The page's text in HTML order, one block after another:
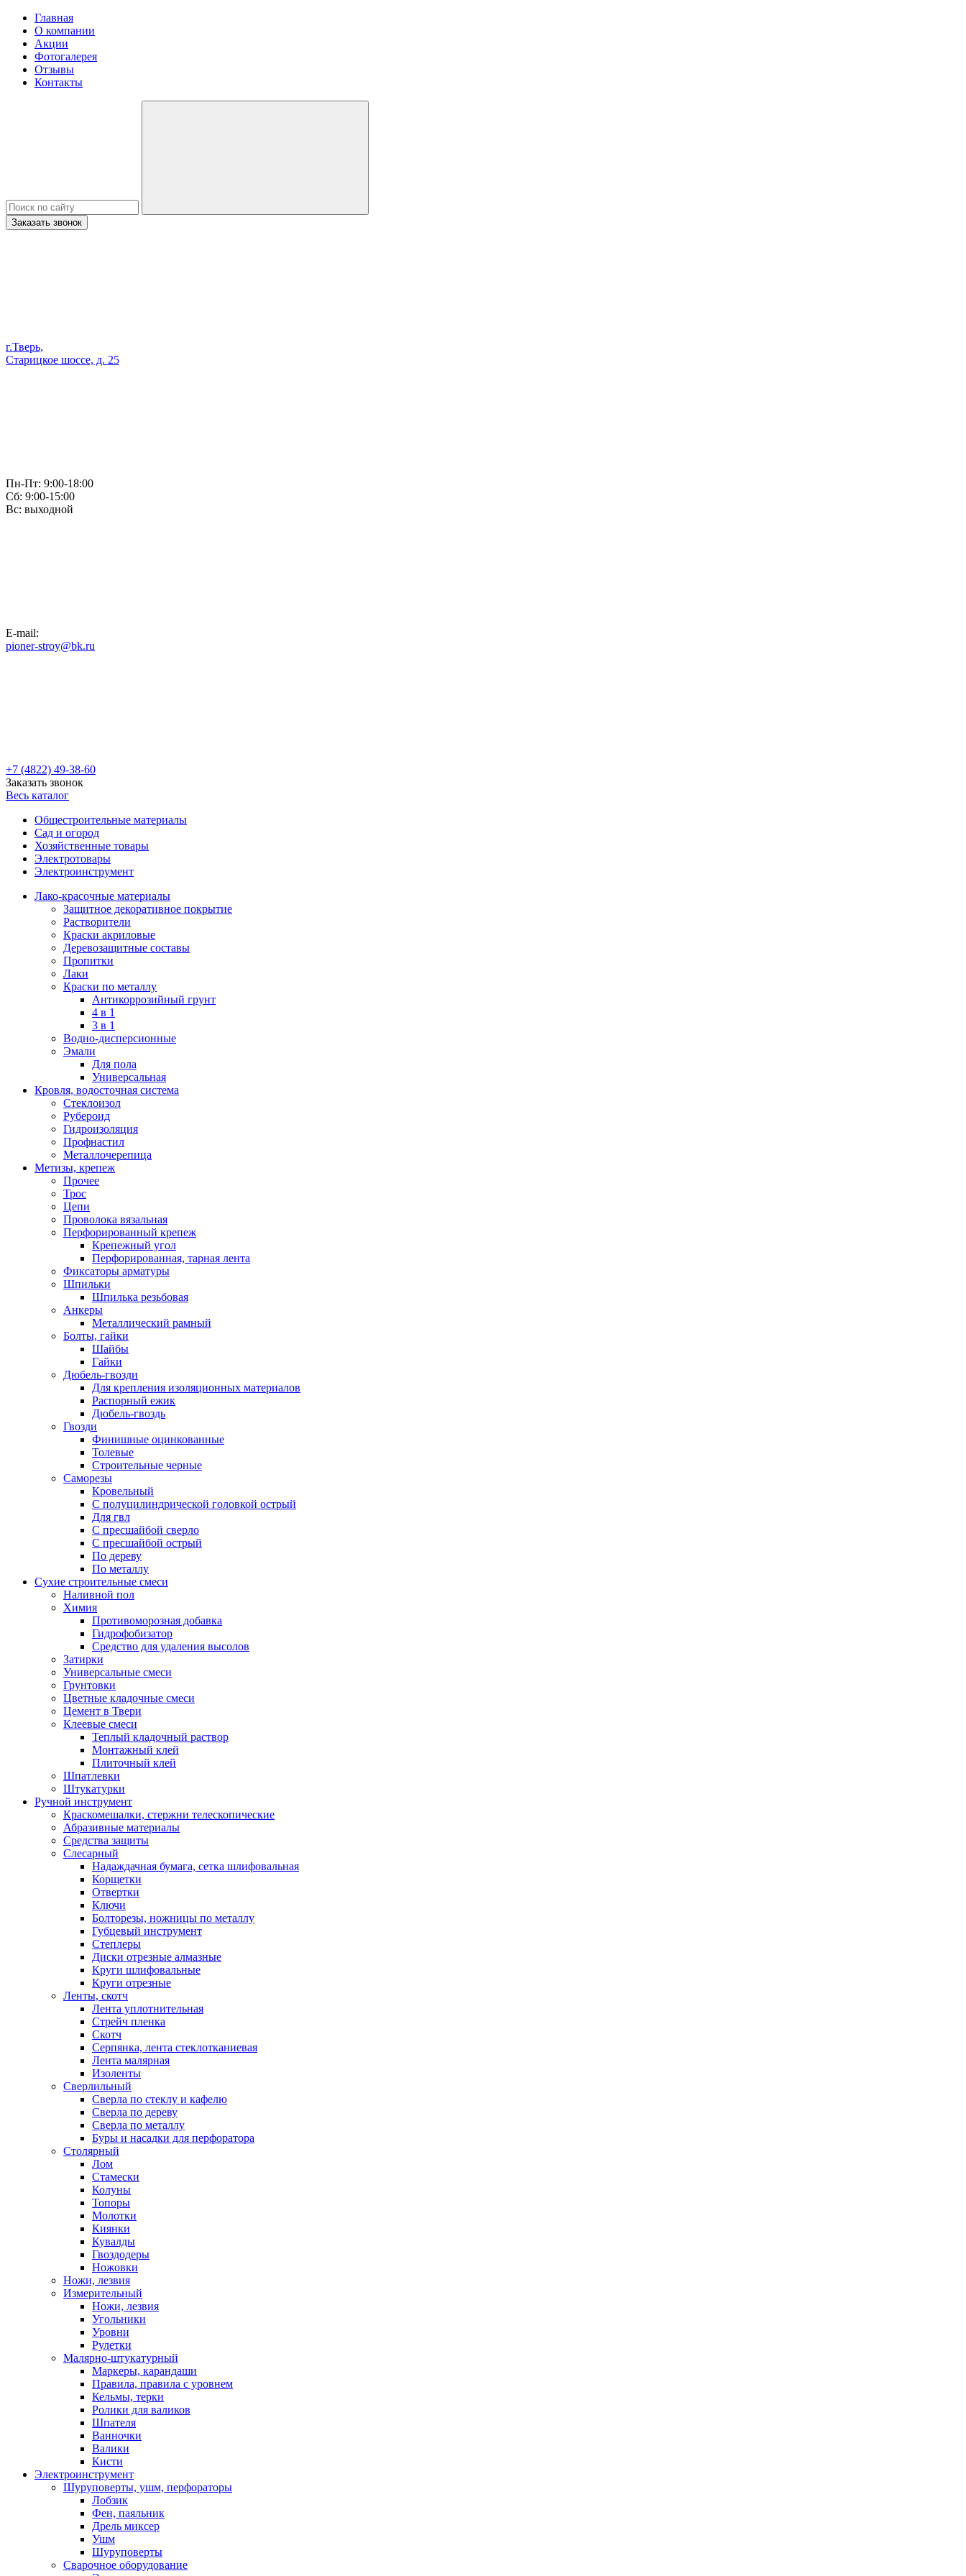
Главная
О компании
Акции
Фотогалерея
Отзывы
Контакты
Заказать звонок
г.Тверь,
Старицкое шоссе, д. 25
Пн-Пт: 9:00-18:00
Сб: 9:00-15:00
Вс: выходной
E-mail:
pioner-stroy@bk.ru
+7 (4822) 49-38-60
Заказать звонок
Весь каталог
Общестроительные материалы
Сад и огород
Хозяйственные товары
Электротовары
Электроинструмент
Лако-красочные материалы
Защитное декоративное покрытие
Растворители
Краски акриловые
Деревозащитные составы
Пропитки
Лаки
Краски по металлу
Антикоррозийный грунт
4 в 1
3 в 1
Водно-дисперсионные
Эмали
Для пола
Универсальная
Кровля, водосточная система
Стеклоизол
Рубероид
Гидроизоляция
Профнастил
Металлочерепица
Метизы, крепеж
Прочее
Трос
Цепи
Проволока вязальная
Перфорированный крепеж
Крепежный угол
Перфорированная, тарная лента
Фиксаторы арматуры
Шпильки
Шпилька резьбовая
Анкеры
Металлический рамный
Болты, гайки
Шайбы
Гайки
Дюбель-гвозди
Для крепления изоляционных материалов
Распорный ежик
Дюбель-гвоздь
Гвозди
Финишные оцинкованные
Толевые
Строительные черные
Саморезы
Кровельный
С полуцилиндрической головкой острый
Для гвл
С пресшайбой сверло
С пресшайбой острый
По дереву
По металлу
Сухие строительные смеси
Наливной пол
Химия
Противоморозная добавка
Гидрофобизатор
Средство для удаления высолов
Затирки
Универсальные смеси
Грунтовки
Цветные кладочные смеси
Цемент в Твери
Клеевые смеси
Теплый кладочный раствор
Монтажный клей
Плиточный клей
Шпатлевки
Штукатурки
Ручной инструмент
Краскомешалки, стержни телескопические
Абразивные материалы
Средства защиты
Слесарный
Надаждачная бумага, сетка шлифовальная
Корщетки
Отвертки
Ключи
Болторезы, ножницы по металлу
Губцевый инструмент
Степлеры
Диски отрезные алмазные
Круги шлифовальные
Круги отрезные
Ленты, скотч
Лента уплотнительная
Стрейч пленка
Скотч
Серпянка, лента стеклотканиевая
Лента малярная
Изоленты
Сверлильный
Сверла по стеклу и кафелю
Сверла по дереву
Сверла по металлу
Буры и насадки для перфоратора
Столярный
Лом
Стамески
Колуны
Топоры
Молотки
Киянки
Кувалды
Гвоздодеры
Ножовки
Ножи, лезвия
Измерительный
Ножи, лезвия
Угольники
Уровни
Рулетки
Малярно-штукатурный
Маркеры, карандаши
Правила, правила с уровнем
Кельмы, терки
Ролики для валиков
Шпателя
Ванночки
Валики
Кисти
Электроинструмент
Шуруповерты, ушм, перфораторы
Лобзик
Фен, паяльник
Дрель миксер
Ушм
Шуруповерты
Сварочное оборудование